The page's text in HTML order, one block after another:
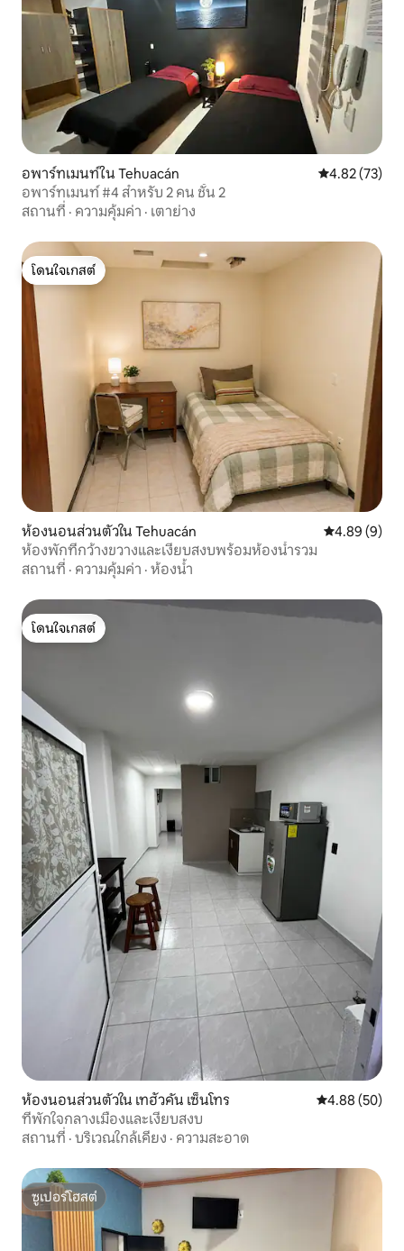
อพาร์ทเมนท์ใน Tehuacán คะแนนเฉลี่ย
4.82 (73)
อพาร์ทเมนท์ #4 สำหรับ 2 คน ชั้น 2
สถานที่ · ความคุ้มค่า · เตาย่าง
โดนใจเกสต์
โดนใจเกสต์
ห้องนอนส่วนตัวใน Tehuacán คะแนนเฉลี่ย
4.89 (9)
ห้องพักที่กว้างขวางและเงียบสงบพร้อมห้องน้ำรวม
สถานที่ · ความคุ้มค่า · ห้องน้ำ
โดนใจเกสต์
โดนใจเกสต์
ห้องนอนส่วนตัวใน เทฮัวคัน เซ็นโทร คะแนนเฉลี่ย
4.88 (50)
ที่พักใจกลางเมืองและเงียบสงบ
สถานที่ · บริเวณใกล้เคียง · ความสะอาด
ซูเปอร์โฮสต์
ซูเปอร์โฮสต์